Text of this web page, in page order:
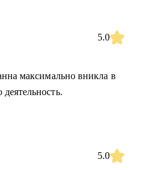
5.0
максимально вникла в
5.0